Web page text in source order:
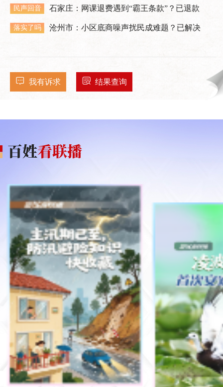
房。
民声回音 石家庄：网课退费遇到“霸王条款”？已退款
落实了吗 沧州市：小区底商噪声扰民成难题？已解决
我有诉求 结果查询